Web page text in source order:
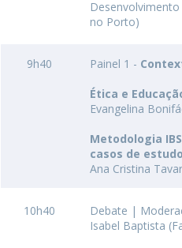
no Porto)
9h40 Painel 1 -
Ética e
Evangelina
Metodologia
casos de
Ana Cristina
10h40
Debate |
Isabel Baptista